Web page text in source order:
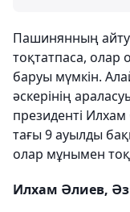
Пашинянның
тоқтатпаса, олар
баруы мүмкін.
әскерінің
президенті
тағы 9 ауылды
олар мұнымен
Илхам Әлиев,